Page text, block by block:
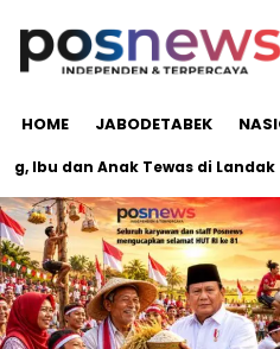
HOME JABODETABEK
dan Anak Tewas di Landak